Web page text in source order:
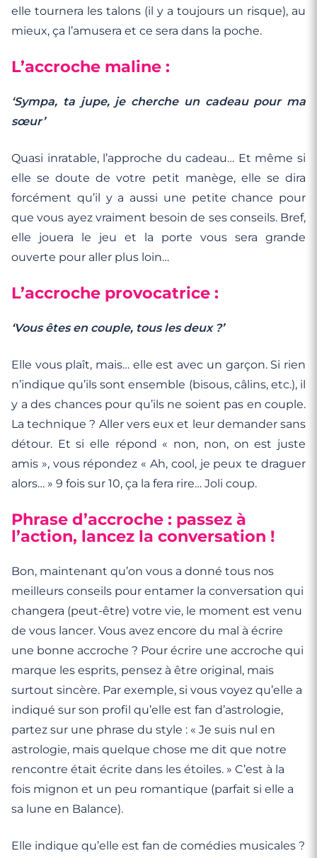
elle tournera les talons (il y a toujours un risque), au
mieux, ça l’amusera et ce sera dans la poche.
L’accroche maline :
‘Sympa, ta jupe, je cherche un cadeau pour ma
sœur’
Quasi inratable, l’approche du cadeau… Et même si
elle se doute de votre petit manège, elle se dira
forcément qu’il y a aussi une petite chance pour
que vous ayez vraiment besoin de ses conseils. Bref,
elle jouera le jeu et la porte vous sera grande
ouverte pour aller plus loin…
L’accroche provocatrice :
‘Vous êtes en couple, tous les deux ?’
Elle vous plaît, mais… elle est avec un garçon. Si rien
n’indique qu’ils sont ensemble (bisous, câlins, etc.), il
y a des chances pour qu’ils ne soient pas en couple.
La technique ? Aller vers eux et leur demander sans
détour. Et si elle répond « non, non, on est juste
amis », vous répondez « Ah, cool, je peux te draguer
alors… » 9 fois sur 10, ça la fera rire… Joli coup.
Phrase d’accroche : passez à
l’action, lancez la conversation !
Bon, maintenant qu’on vous a donné tous nos
meilleurs conseils pour entamer la conversation qui
changera (peut-être) votre vie, le moment est venu
de vous lancer. Vous avez encore du mal à écrire
une bonne accroche ? Pour écrire une accroche qui
marque les esprits, pensez à être original, mais
surtout sincère. Par exemple, si vous voyez qu’elle a
indiqué sur son profil qu’elle est fan d’astrologie,
partez sur une phrase du style : « Je suis nul en
astrologie, mais quelque chose me dit que notre
rencontre était écrite dans les étoiles. » C’est à la
fois mignon et un peu romantique (parfait si elle a
sa lune en Balance).
Elle indique qu’elle est fan de comédies musicales ?